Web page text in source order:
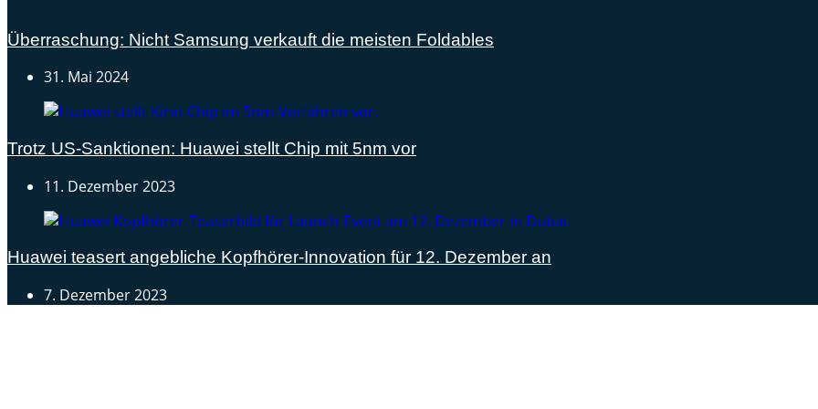
Überraschung: Nicht Samsung verkauft die meisten Foldables
31. Mai 2024
Trotz US-Sanktionen: Huawei stellt Chip mit 5nm vor
11. Dezember 2023
Huawei teasert angebliche Kopfhörer-Innovation für 12. Dezember an
7. Dezember 2023